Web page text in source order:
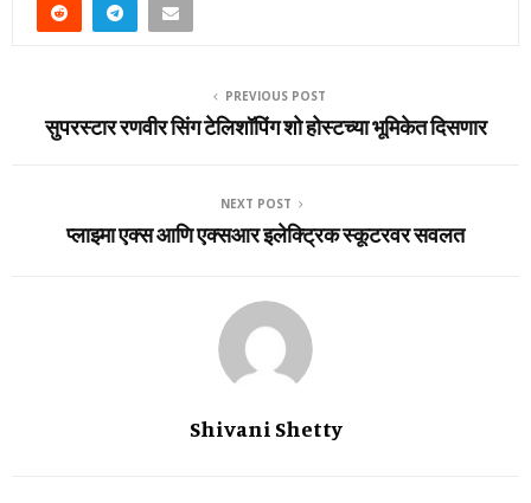
PREVIOUS POST
सुपरस्‍टार रणवीर सिंग टेलिशॉपिंग शो होस्‍टच्या भूमिकेत दिसणार
NEXT POST
प्लाझ्मा एक्स आणि एक्सआर इलेक्ट्रिक स्कूटरवर सवलत
Shivani Shetty